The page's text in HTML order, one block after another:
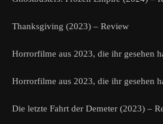
Thanksgiving (2023) – Review
Horrorfilme aus 2023, die ihr gesehen
Horrorfilme aus 2023, die ihr gesehen
Die letzte Fahrt der Demeter (2023) –